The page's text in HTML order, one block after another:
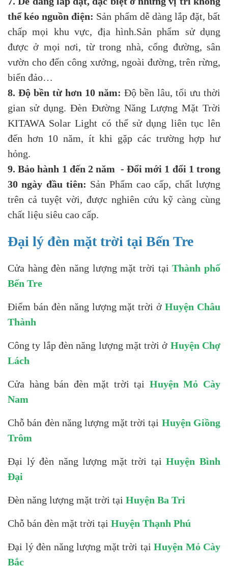
thể kéo nguồn điện: Sản phẩm dễ dàng lắp đặt, bất
chấp mọi khu vực, địa hình.Sản phẩm sử dụng
được ở mọi nơi, từ trong nhà, cổng đường, sân
vườn cho đến công xưởng, ngoài đường, trên rừng,
biển đảo…
8. Độ bền từ hơn 10 năm: Độ bền lâu, tối ưu thời
gian sử dụng. Đèn Đường Năng Lượng Mặt Trời
KITAWA Solar Light có thể sử dụng liên tục lên
đến hơn 10 năm, ít khi gặp các trường hợp hư
hỏng.
9. Bảo hành 1 đến 2 năm - Đổi mới 1 đổi 1 trong
30 ngày đầu tiên: Sản Phẩm cao cấp, chất lượng
trên cả tuyệt vời, được nghiên cứu kỹ càng cùng
chất liệu siêu cao cấp.
Đại lý đèn mặt trời tại Bến Tre
Cửa hàng đèn năng lượng mặt trời tạiThành phố
Bến Tre
Điểm bán đèn năng lượng mặt trời ởHuyện Châu
Thành
Công ty lắp đèn năng lượng mặt trời ở Huyện Chợ
Lách
Cửa hàng bán đèn mặt trời tại Huyện Mỏ Cày
Nam
Chỗ bán đèn năng lượng mặt trời tại Huyện Giồng
Trôm
Đại lý đèn năng lượng mặt trời tại Huyện Bình
Đại
Đèn năng lượng mặt trời tại Huyện Ba Tri
Chỗ bán đèn mặt trời tại Huyện Thạnh Phú
Đại lý đèn năng lượng mặt trời tại Huyện Mỏ Cày
Bắc